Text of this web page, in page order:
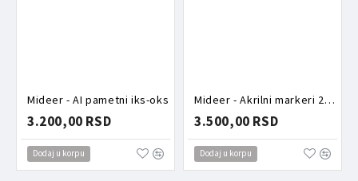
Mideer - AI pametni iks-oks
3.200,00 RSD
Dodaj u korpu
Mideer - Akrilni markeri 24 komada
3.500,00 RSD
Dodaj u korpu